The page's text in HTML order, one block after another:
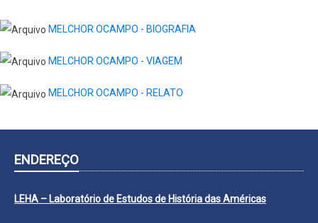
MELCHOR OCAMPO - BIOGRAFIA
MELCHOR OCAMPO - VIAGEM
MELCHOR OCAMPO - RELATO
ENDEREÇO
LEHA – Laboratório de Estudos de História das Américas